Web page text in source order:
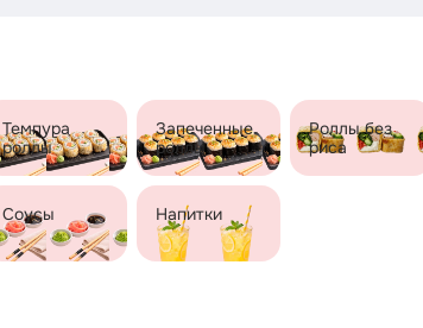
Темпура
роллы
Запеченные
роллы
Роллы без
риса
Соусы Напитки